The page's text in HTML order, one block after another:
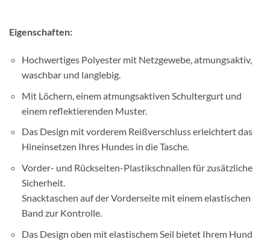
Eigenschaften:
Hochwertiges Polyester mit Netzgewebe, atmungsaktiv,
waschbar und langlebig.
Mit Löchern, einem atmungsaktiven Schultergurt und
einem reflektierenden Muster.
Das Design mit vorderem Reißverschluss erleichtert das
Hineinsetzen Ihres Hundes in die Tasche.
Vorder- und Rückseiten-Plastikschnallen für zusätzliche
Sicherheit.
Snacktaschen auf der Vorderseite mit einem elastischen
Band zur Kontrolle.
Das Design oben mit elastischem Seil bietet Ihrem Hund